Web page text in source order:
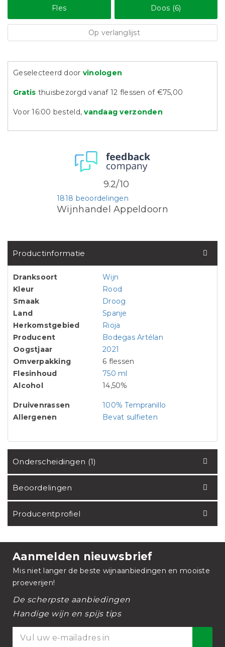
Fles Doos (6)
Op verlanglijst
Geselecteerd door vinologen
Gratis thuisbezorgd vanaf 12 flessen of €75,00
Voor 16:00 besteld,vandaag verzonden
Wijnhandel Appeldoorn
1818 beoordelingen
9.2/10
Productinformatie
Dranksoort
Wijn
Kleur
Rood
Smaak
Droog
Land
Spanje
Herkomstgebied
Rioja
Producent
Bodegas Artélan
Oogstjaar
2021
Omverpakking
6 flessen
Flesinhoud
750 ml
Alcohol
14,50%
Druivenrassen
100% Tempranillo
Allergenen
Bevat sulfieten
Onderscheidingen (1)
Beoordelingen
Producentprofiel
Aanmelden nieuwsbrief
Mis niet langer de beste wijnaanbiedingen en mooiste
proeverijen!
De scherpste aanbiedingen
Handige wijn en spijs tips